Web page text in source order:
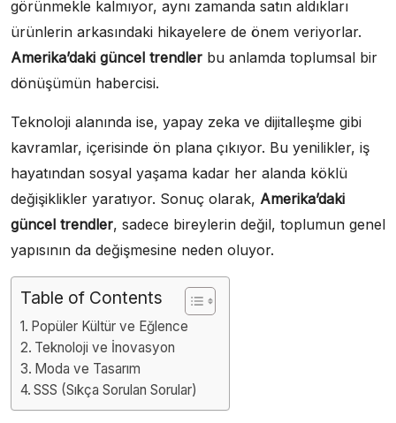
görünmekle kalmıyor, aynı zamanda satın aldıkları
ürünlerin arkasındaki hikayelere de önem veriyorlar.
Amerika’daki güncel trendler bu anlamda toplumsal bir
dönüşümün habercisi.
Teknoloji alanında ise, yapay zeka ve dijitalleşme gibi
kavramlar, içerisinde ön plana çıkıyor. Bu yenilikler, iş
hayatından sosyal yaşama kadar her alanda köklü
değişiklikler yaratıyor. Sonuç olarak, Amerika’daki
güncel trendler, sadece bireylerin değil, toplumun genel
yapısının da değişmesine neden oluyor.
Table of Contents
Popüler Kültür ve Eğlence
Teknoloji ve İnovasyon
Moda ve Tasarım
SSS (Sıkça Sorulan Sorular)